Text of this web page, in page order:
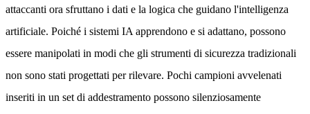
attaccanti ora sfruttano i dati e la logica che guidano l'intelligenza
artificiale. Poiché i sistemi IA apprendono e si adattano, possono
essere manipolati in modi che gli strumenti di sicurezza tradizionali
non sono stati progettati per rilevare. Pochi campioni avvelenati
inseriti in un set di addestramento possono silenziosamente